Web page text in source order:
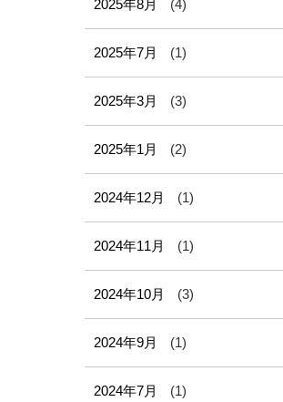
2025年8月 (4)
2025年7月 (1)
2025年3月 (3)
2025年1月 (2)
2024年12月 (1)
2024年11月 (1)
2024年10月 (3)
2024年9月 (1)
2024年7月 (1)